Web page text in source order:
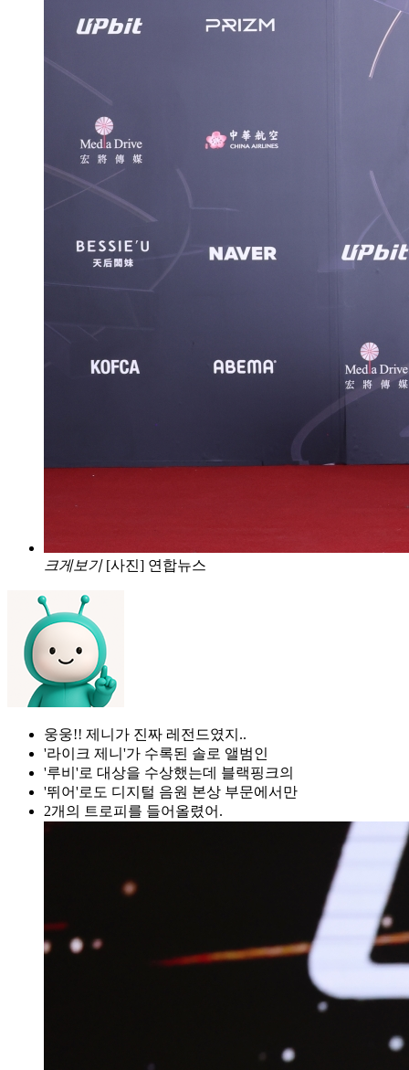
크게보기 [사진] 연합뉴스
웅웅!! 제니가 진짜 레전드였지..
'라이크 제니'가 수록된 솔로 앨범인
'루비'로 대상을 수상했는데 블랙핑크의
'뛰어'로도 디지털 음원 본상 부문에서만
2개의 트로피를 들어올렸어.